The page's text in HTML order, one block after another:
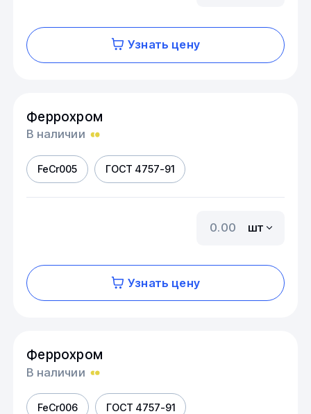
Узнать цену
Феррохром
В наличии
FeCr005 ГОСТ 4757-91
шт
Узнать цену
Феррохром
В наличии
FeCr006 ГОСТ 4757-91